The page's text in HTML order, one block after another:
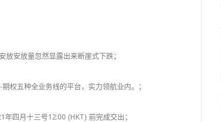
安放量忽然显露出来断崖式下跌；
权五种全业务线的平台，实力领航业内。；
四月十三号12:00 (HKT) 前完成交出；